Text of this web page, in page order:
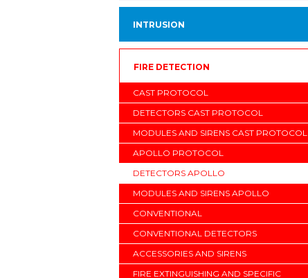
INTRUSION
FIRE DETECTION
CAST PROTOCOL
DETECTORS CAST PROTOCOL
MODULES AND SIRENS CAST PROTOCOL
APOLLO PROTOCOL
DETECTORS APOLLO
MODULES AND SIRENS APOLLO
CONVENTIONAL
CONVENTIONAL DETECTORS
ACCESSORIES AND SIRENS
FIRE EXTINGUISHING AND SPECIFIC